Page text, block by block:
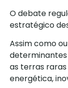
O debate
estratégico
Assim como
as terras
energética,